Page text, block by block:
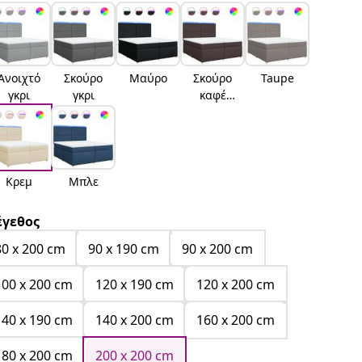
γκρι
Σκούρο
γκρι
Μαύρο
Σκούρο
καφέ
Taupe
Κρεμ Μπλε
x 200 cm
90 x 190 cm
90 x 200 cm
x 200 cm
120 x 190 cm
120 x 200 cm
x 190 cm
140 x 200 cm
160 x 200 cm
x 200 cm
200 x 200 cm